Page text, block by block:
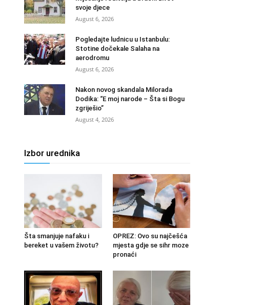
svoje djece
August 6, 2026
Pogledajte ludnicu u Istanbulu:
Stotine dočekale Salaha na
aerodromu
August 6, 2026
Nakon novog skandala Milorada
Dodika: “E moj narode – Šta si Bogu
zgriješio”
August 4, 2026
Izbor urednika
Šta smanjuje nafaku i
bereket u vašem životu?
OPREZ: Ovo su najčešća
mjesta gdje se sihr moze
pronaći